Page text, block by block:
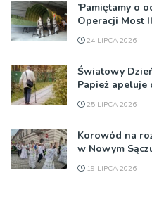
’Pamiętamy o
Operacji Most
24 LIPCA 2026
Światowy
Papież
25 LIPCA 2026
Korowód na
w Nowym
19 LIPCA 2026